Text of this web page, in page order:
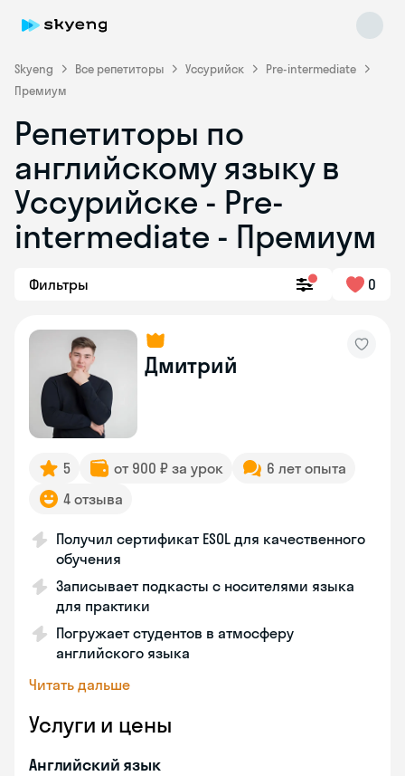
Skyeng Все репетиторы Уссурийск
Pre-intermediate
Премиум
Репетиторы по
английскому языку в
Уссурийске - Pre-
intermediate - Премиум
Фильтры 0
Дмитрий
5 от 900 ₽ за урок
6 лет опыта
4 отзыва
Получил сертификат ESOL для качественного
обучения
Записывает подкасты с носителями языка
для практики
Погружает студентов в атмосферу
английского языка
Читать дальше
Услуги и цены
Английский язык
Skyeng Chat